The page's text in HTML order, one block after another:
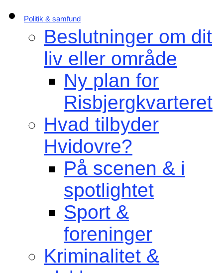
Politik & samfund
Beslutninger om dit
liv eller område
Ny plan for
Risbjergkvarteret
Hvad tilbyder
Hvidovre?
På scenen & i
spotlightet
Sport &
foreninger
Kriminalitet &